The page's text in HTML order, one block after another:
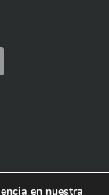
en nuestra